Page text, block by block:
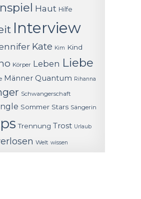
Haut Hilfe
Interview
Kate Kim Kind
Körper Leben Liebe
Männer Quantum Rihanna
Schwangerschaft
Sommer Stars Sängerin
Trennung Trost Urlaub
Welt wissen